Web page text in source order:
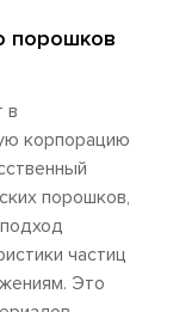
порошков
в
корпорацию
порошков,
частиц
Это